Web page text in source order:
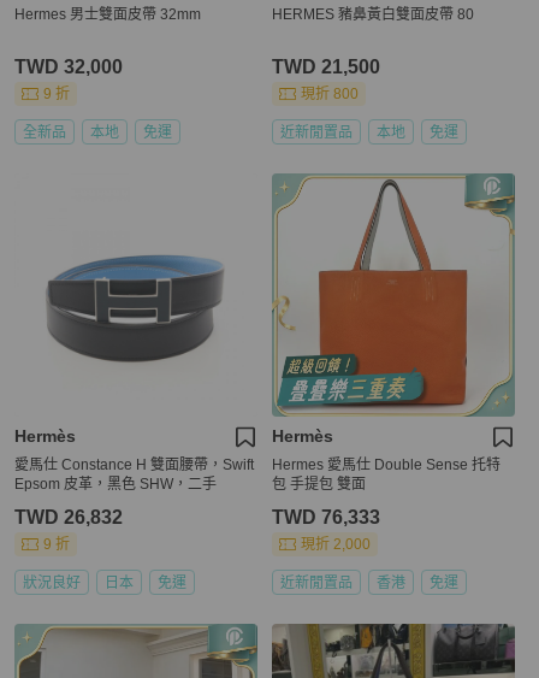
Hermes 男士雙面皮帶 32mm
TWD 32,000
9 折
全新品 本地 免運
HERMES 豬鼻黃白雙面皮帶 80
TWD 21,500
現折 800
近新閒置品 本地 免運
Hermès
愛馬仕 Constance H 雙面腰帶，Swift
Epsom 皮革，黑色 SHW，二手
TWD 26,832
9 折
狀況良好 日本 免運
Hermès
Hermes 愛馬仕 Double Sense 托特
包 手提包 雙面
TWD 76,333
現折 2,000
近新閒置品 香港 免運